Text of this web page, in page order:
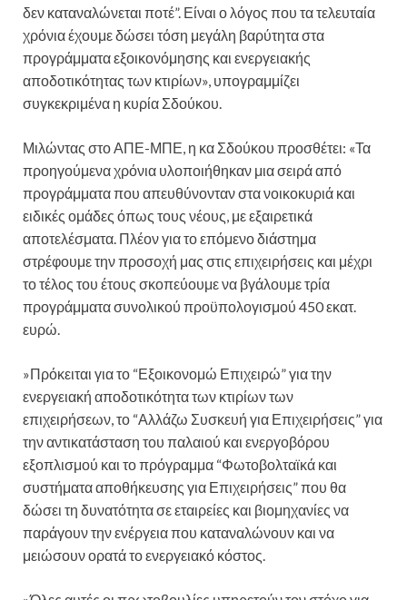
δεν καταναλώνεται ποτέ”. Είναι ο λόγος που τα τελευταία
χρόνια έχουμε δώσει τόση μεγάλη βαρύτητα στα
προγράμματα εξοικονόμησης και ενεργειακής
αποδοτικότητας των κτιρίων», υπογραμμίζει
συγκεκριμένα η κυρία Σδούκου.
Μιλώντας στο ΑΠΕ-ΜΠΕ, η κα Σδούκου προσθέτει: «Τα
προηγούμενα χρόνια υλοποιήθηκαν μια σειρά από
προγράμματα που απευθύνονταν στα νοικοκυριά και
ειδικές ομάδες όπως τους νέους, με εξαιρετικά
αποτελέσματα. Πλέον για το επόμενο διάστημα
στρέφουμε την προσοχή μας στις επιχειρήσεις και μέχρι
το τέλος του έτους σκοπεύουμε να βγάλουμε τρία
προγράμματα συνολικού προϋπολογισμού 450 εκατ.
ευρώ.
»Πρόκειται για το “Εξοικονομώ Επιχειρώ” για την
ενεργειακή αποδοτικότητα των κτιρίων των
επιχειρήσεων, το “Αλλάζω Συσκευή για Επιχειρήσεις” για
την αντικατάσταση του παλαιού και ενεργοβόρου
εξοπλισμού και το πρόγραμμα “Φωτοβολταϊκά και
συστήματα αποθήκευσης για Επιχειρήσεις” που θα
δώσει τη δυνατότητα σε εταιρείες και βιομηχανίες να
παράγουν την ενέργεια που καταναλώνουν και να
μειώσουν ορατά το ενεργειακό κόστος.